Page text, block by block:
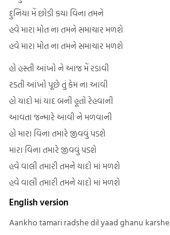
દુનિયા મેં છોડી કયા વિના તમને
હવે મારા મોત ના તમને સમાચાર મળશે
હવે મારા મોત ના તમને સમાચાર મળશે
હો હસ્તી આંખો ને આજ મેં રડાવી
રડતી આંખો પૂછે તું કેમ ના આવી
હો યાદો માં યાદ બની હૂતો રેહવાની
આવતા જન્મારે આવી ને મળવાની
હો મારા વિના તમારે જીવવું પડશે
મારા વિના તમારે જીવવું પડશે
હવે વાલી તમારી તમને યાદો માં મળશે
હવે વાલી તમારી તમને યાદો માં મળશે
English version
Aankho tamari radshe dil yaad ghanu karshe